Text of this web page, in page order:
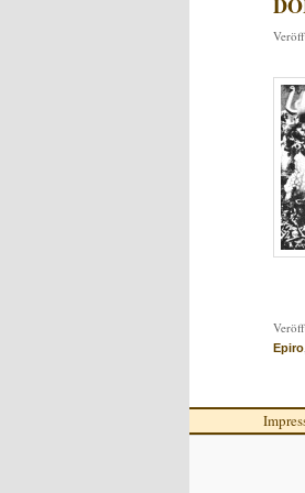
Epiro